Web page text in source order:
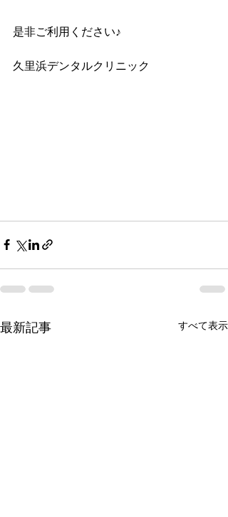
是非ご利用ください♪
久里浜デンタルクリニック
最新記事 すべて表示